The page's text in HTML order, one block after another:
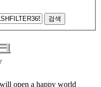
open a happy world